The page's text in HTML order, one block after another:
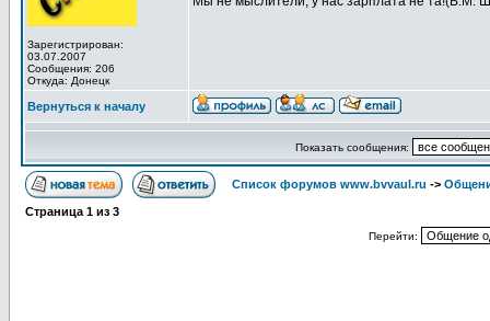
Зарегистрирован:
03.07.2007
Сообщения: 206
Откуда: Донецк
Вернуться к началу
Показать сообщения:
Список форумов www.bvvaul.ru ->
Страница 1 из 3
Перейти: